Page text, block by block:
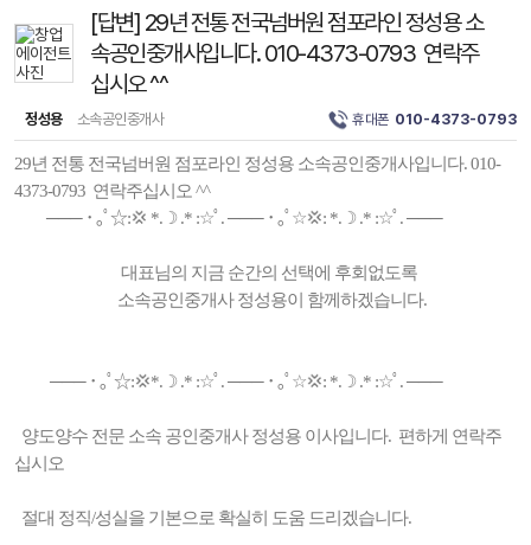
[답변] 29년 전통 전국넘버원 점포라인 정성용 소
속공인중개사입니다. 010-4373-0793 연락주
십시오 ^^
정성용 소속공인중개사 휴대폰 010-4373-0793
29년 전통 전국넘버원 점포라인 정성용 소속공인중개사입니다. 010-
4373-0793 연락주십시오 ^^
─── ･ ｡ﾟ☆:💢 *.☽ .* :☆ﾟ. ─── ･ ｡ﾟ☆💢: *.☽ .* :☆ﾟ. ───
대표님의 지금 순간의 선택에 후회없도록
소속공인중개사 정성용이 함께하겠습니다.
─── ･ ｡ﾟ☆:💢*.☽ .* :☆ﾟ. ─── ･ ｡ﾟ☆💢: *.☽ .* :☆ﾟ. ───
양도양수 전문 소속 공인중개사 정성용 이사입니다. 편하게 연락주
십시오
절대 정직/성실을 기본으로 확실히 도움 드리겠습니다.